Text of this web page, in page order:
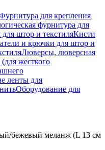
для крепления
фурнитура для
для штор и текстиляКисти
и крючки для штор и
Люверсы, люверсная
жесткого
ленты для
Оборудование для
бежевый меланж (L 13 см